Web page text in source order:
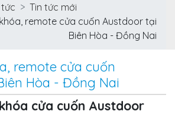
tức
Tin tức mới
remote cửa cuốn Austdoor tại
Biên Hòa - Đồng Nai
remote cửa cuốn
Hòa - Đồng Nai
cửa cuốn Austdoor